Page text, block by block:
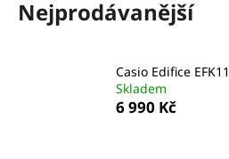
Nejprodávanější
Casio Edifice
Skladem
6 990 Kč
o